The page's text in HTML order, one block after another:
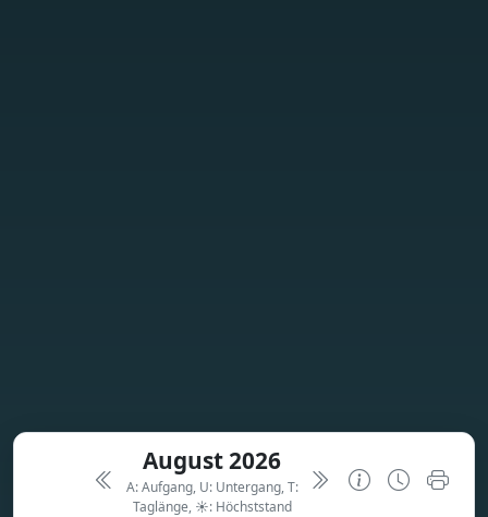
August 2026
A: Aufgang, U: Untergang, T:
Taglänge, ☀: Höchststand